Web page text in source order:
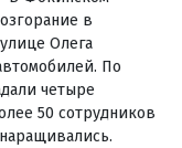
в
Олега
По
четыре
50 сотрудников